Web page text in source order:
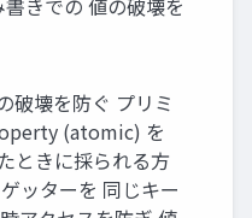
書きでの 値の破壊を
破壊を防ぐ プリミ
(atomic) を
ときに採られる⽅
ッターを 同じキー